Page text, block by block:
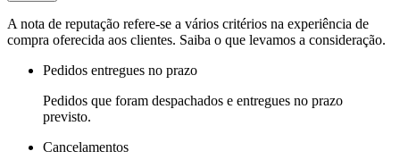
A nota de reputação refere-se a vários critérios na experiência de
compra oferecida aos clientes. Saiba o que levamos a consideração.
Pedidos entregues no prazo
Pedidos que foram despachados e entregues no prazo
previsto.
Cancelamentos